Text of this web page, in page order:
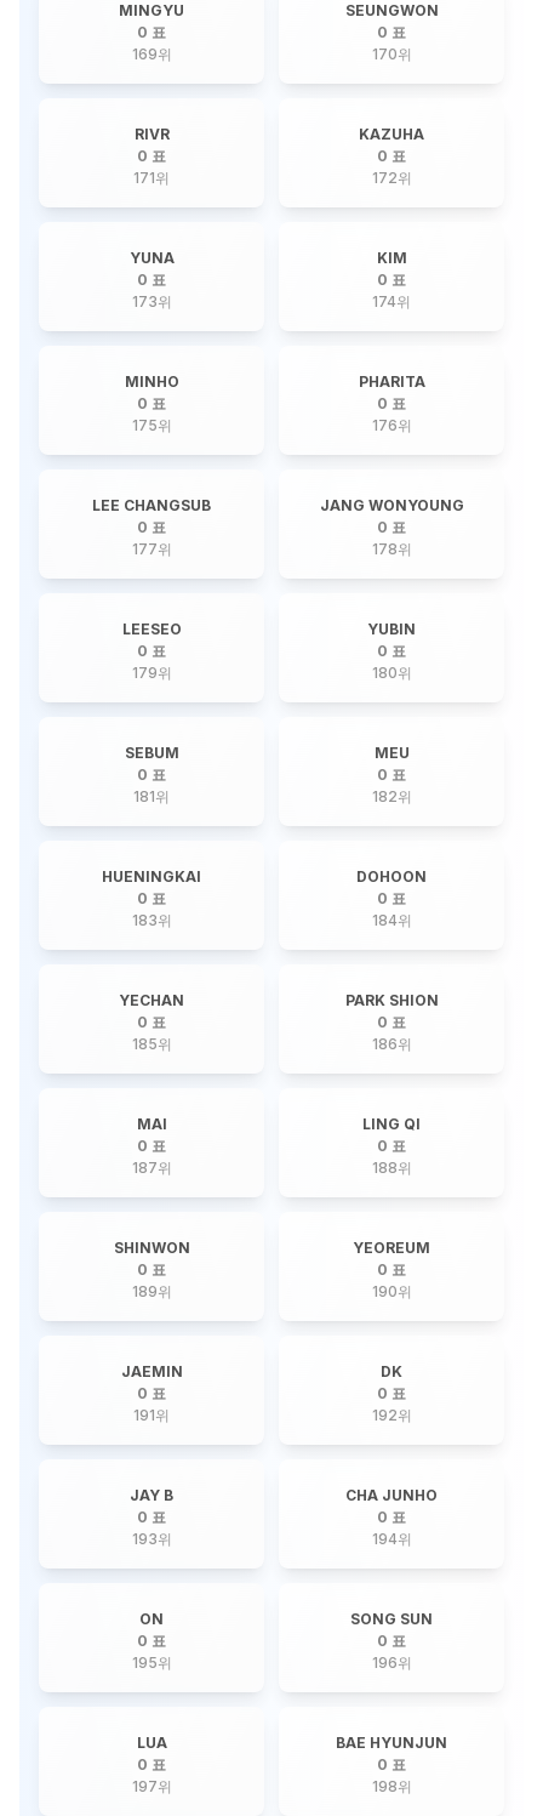
MINGYU
0 표
169위
SEUNGWON
0 표
170위
RIVR
0 표
171위
KAZUHA
0 표
172위
YUNA
0 표
173위
KIM
0 표
174위
MINHO
0 표
175위
PHARITA
0 표
176위
LEE CHANGSUB
0 표
177위
JANG WONYOUNG
0 표
178위
LEESEO
0 표
179위
YUBIN
0 표
180위
SEBUM
0 표
181위
MEU
0 표
182위
HUENINGKAI
0 표
183위
DOHOON
0 표
184위
YECHAN
0 표
185위
PARK SHION
0 표
186위
MAI
0 표
187위
LING QI
0 표
188위
SHINWON
0 표
189위
YEOREUM
0 표
190위
JAEMIN
0 표
191위
DK
0 표
192위
JAY B
0 표
193위
CHA JUNHO
0 표
194위
ON
0 표
195위
SONG SUN
0 표
196위
LUA
0 표
197위
BAE HYUNJUN
0 표
198위